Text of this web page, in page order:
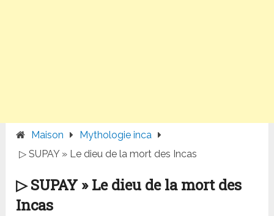
Maison
Mythologie inca
▷ SUPAY » Le dieu de la mort des Incas
▷ SUPAY » Le dieu de la mort des
Incas